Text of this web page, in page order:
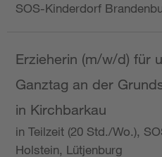
SOS-Kinderdorf
Erzieherin (m/w/d) für
Ganztag an der
in Kirchbarkau
in Teilzeit (20 Std./Wo.),
Holstein, Lütjenburg